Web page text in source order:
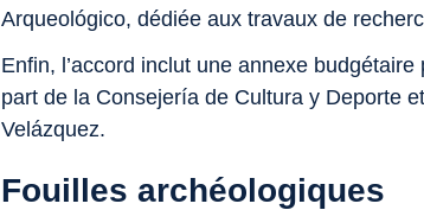
Arqueológico, dédiée aux travaux de
Enfin, l’accord inclut une annexe
part de la Consejería de Cultura y Deporte
Velázquez.
Fouilles archéologiques